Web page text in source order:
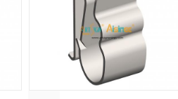
Solarbodenmontagen
bereitstellen.